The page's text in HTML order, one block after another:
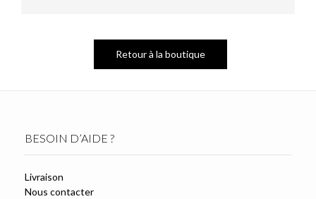
Retour à la boutique
BESOIN D’AIDE ?
Livraison
Nous contacter